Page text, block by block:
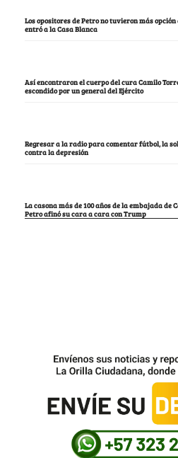
Los opositores de Petro no tuvieron más
entró a la Casa Blanca
Así encontraron el cuerpo del cura Camilo
escondido por un general del Ejército
Regresar a la radio para comentar fútbol, la
contra la depresión
La casona más de 100 años de la embajada de
Petro afinó su cara a cara con Trump